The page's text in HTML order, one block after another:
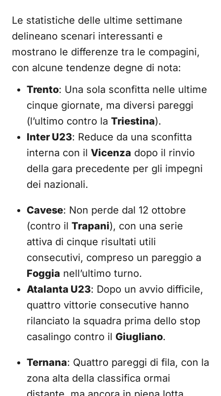
Le statistiche delle ultime settimane
delineano scenari interessanti e
mostrano le differenze tra le compagini,
con alcune tendenze degne di nota:
Trento: Una sola sconfitta nelle ultime
cinque giornate, ma diversi pareggi
(l’ultimo contro la Triestina).
Inter U23: Reduce da una sconfitta
interna con il Vicenza dopo il rinvio
della gara precedente per gli impegni
dei nazionali.
Cavese: Non perde dal 12 ottobre
(contro il Trapani), con una serie
attiva di cinque risultati utili
consecutivi, compreso un pareggio a
Foggia nell’ultimo turno.
Atalanta U23: Dopo un avvio difficile,
quattro vittorie consecutive hanno
rilanciato la squadra prima dello stop
casalingo contro il Giugliano.
Ternana: Quattro pareggi di fila, con la
zona alta della classifica ormai